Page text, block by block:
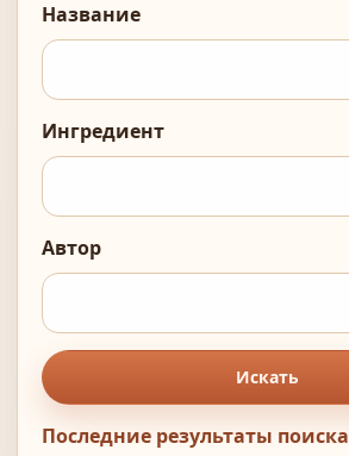
Название
Ингредиент
Автор
Искать
Последние результаты поиска